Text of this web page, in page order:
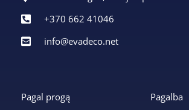
+370 662 41046
info@evadeco.net
Pagal progą Pagalba